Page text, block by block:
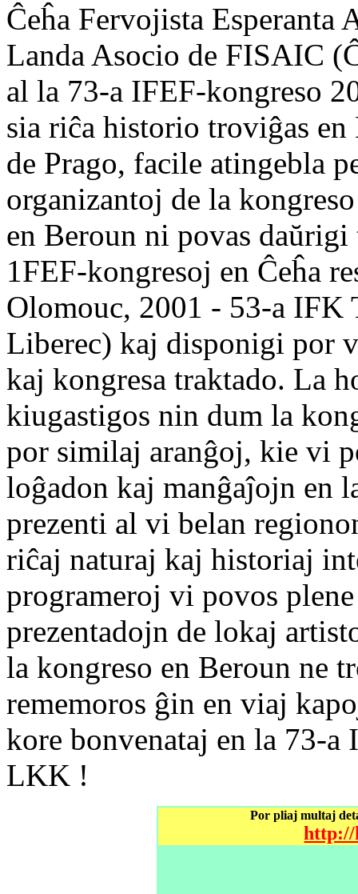
Ĉeĥa Fervojista Esperanta
Landa Asocio de FISAIC
al la 73-a IFEF-kongreso
sia riĉa historio troviĝas
de Prago, facile atingebla
organizantoj de la
en Beroun ni povas
1FEF-kongresoj en Ĉeĥa
Olomouc, 2001 - 53-a IFK
Liberec) kaj disponigi por
kaj kongresa traktado. La
kiugastigos nin dum la
por similaj aranĝoj, kie vi
loĝadon kaj manĝaĵojn en
prezenti al vi belan
riĉaj naturaj kaj historiaj
programeroj vi povos
prezentadojn de lokaj
la kongreso en Beroun ne
rememoros ĝin en viaj
kore bonvenataj en la 73-a
LKK !
Por pliaj multaj
http://